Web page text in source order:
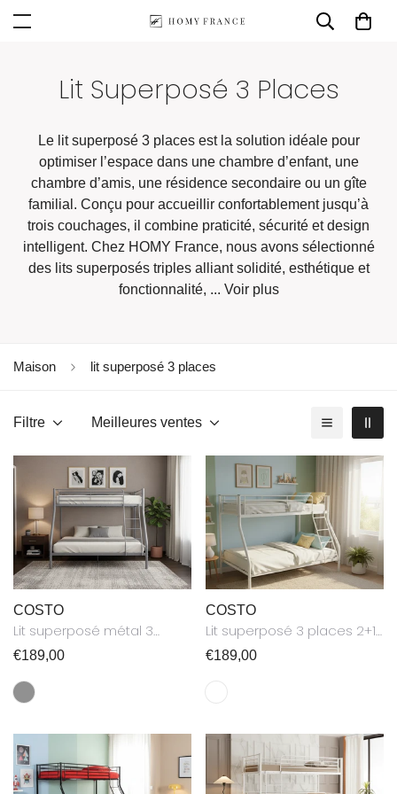
Lit Superposé 3 Places
Le lit superposé 3 places est la solution idéale pour
optimiser l’espace dans une chambre d’enfant, une
chambre d’amis, une résidence secondaire ou un gîte
familial. Conçu pour accueillir confortablement jusqu’à
trois couchages, il combine praticité, sécurité et design
intelligent. Chez HOMY France, nous avons sélectionné
des lits superposés triples alliant solidité, esthétique et
fonctionnalité, ... Voir plus
Maison lit superposé 3 places
Filtre Meilleures ventes
COSTO
Lit superposé métal 3
places 90x190 140x190 cm
Prix
habituel
€189,00
COSTO
Lit superposé 3 places 2+1
métal COSTO sommier
Prix
€189,00